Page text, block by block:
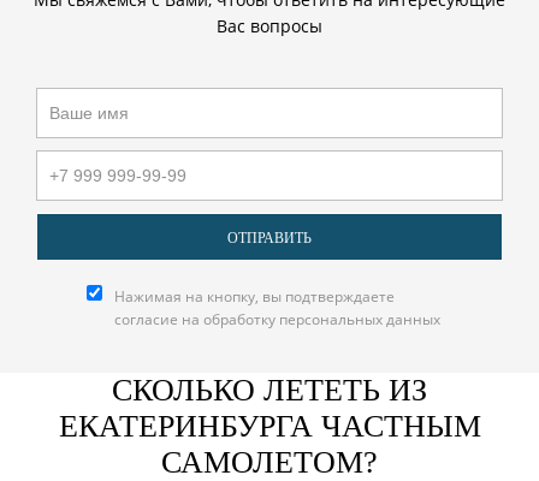
Вас вопросы
Нажимая на кнопку, вы подтверждаете
согласие на обработку персональных данных
СКОЛЬКО ЛЕТЕТЬ ИЗ
ЕКАТЕРИНБУРГА ЧАСТНЫМ
САМОЛЕТОМ?